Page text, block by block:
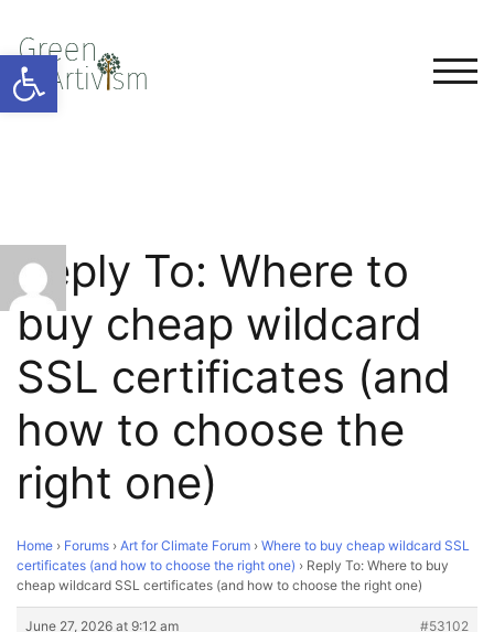
Open toolbar
Reply To: Where to
buy cheap wildcard
SSL certificates (and
how to choose the
right one)
Home › Forums › Art for Climate Forum › Where to buy cheap wildcard SSL
certificates (and how to choose the right one) › Reply To: Where to buy
cheap wildcard SSL certificates (and how to choose the right one)
June 27, 2026 at 9:12 am
#53102